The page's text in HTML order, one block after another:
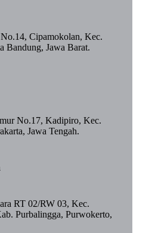
Cipamokolan, Kec.
Bandung, Jawa Barat.
No.17, Kadipiro, Kec.
Jawa Tengah.
RT 02/RW 03, Kec.
Purbalingga, Purwokerto,